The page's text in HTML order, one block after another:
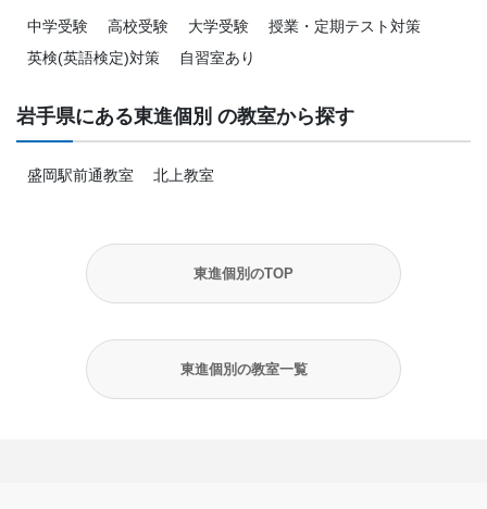
中学受験 高校受験 大学受験
授業・定期テスト対策
英検(英語検定)対策
自習室あり
岩手県にある東進個別 の教室から探す
盛岡駅前通教室 北上教室
東進個別のTOP
東進個別の教室一覧